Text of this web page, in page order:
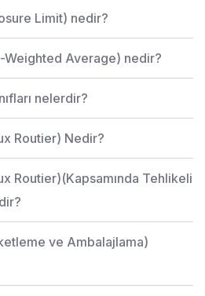
Limit) nedir?
Average) nedir?
nelerdir?
Routier) Nedir?
Routier)(Kapsamında Tehlikeli
ve Ambalajlama)